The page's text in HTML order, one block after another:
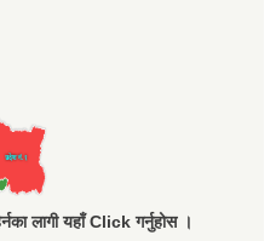
लागी यहाँ Click गर्नुहोस ।